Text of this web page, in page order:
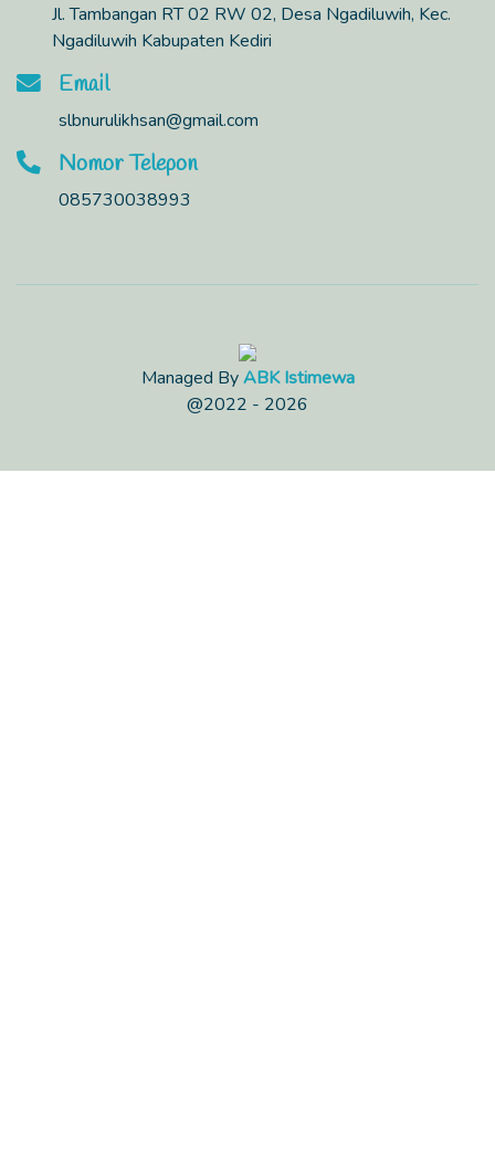
Jl. Tambangan RT 02 RW 02, Desa Ngadiluwih, Kec.
Ngadiluwih Kabupaten Kediri
Email
slbnurulikhsan@gmail.com
Nomor Telepon
085730038993
Managed ByABK Istimewa
@2022 - 2026